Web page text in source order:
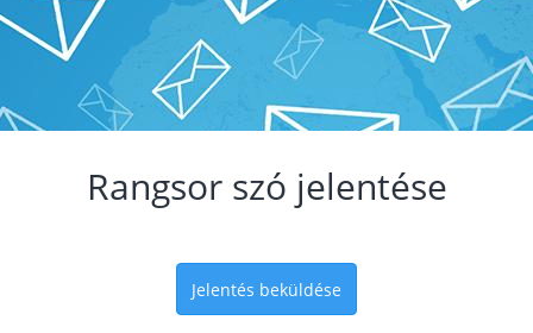
Rangsor szó jelentése
Jelentés beküldése